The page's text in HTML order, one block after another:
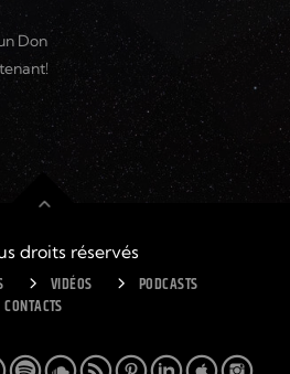
Don
droits réservés
VIDÉOS
PODCASTS
CONTACTS